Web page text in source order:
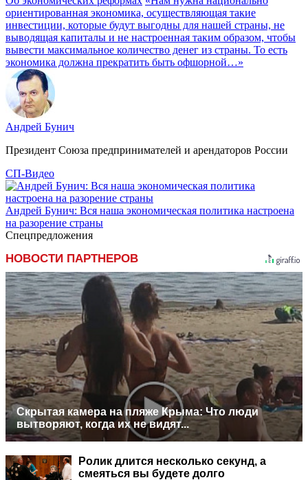
ориентированная экономика, осуществляющая такие
инвестиции, которые будут выгодны для нашей страны, не
выводящая капиталы и не настроенная таким образом, чтобы
вывести максимальное количество денег из страны. То есть
экономика должна прекратить быть офшорной…»
Андрей Бунич
Президент Союза предпринимателей и арендаторов России
СП-Видео
Андрей Бунич: Вся наша экономическая политика настроена
на разорение страны
Спецпредложения
НОВОСТИ ПАРТНЕРОВ
Скрытая камера на пляже Крыма: Что люди
вытворяют, когда их не видят...
Ролик длится несколько секунд, а
смеяться вы будете долго